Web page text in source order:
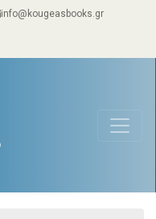
info@kougeasbooks.gr